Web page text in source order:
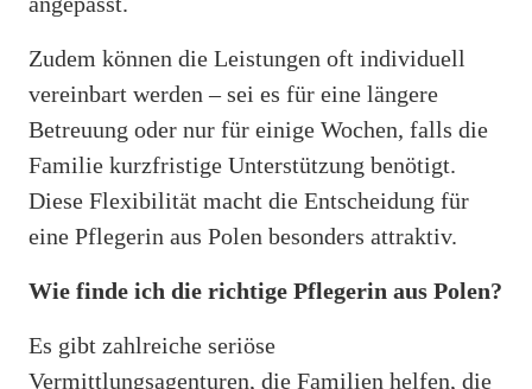
Zudem können die Leistungen oft individuell
vereinbart werden – sei es für eine längere
Betreuung oder nur für einige Wochen, falls die
Familie kurzfristige Unterstützung benötigt.
Diese Flexibilität macht die Entscheidung für
eine Pflegerin aus Polen besonders attraktiv.
Wie finde ich die richtige Pflegerin aus Polen?
Es gibt zahlreiche seriöse
Vermittlungsagenturen, die Familien helfen, die